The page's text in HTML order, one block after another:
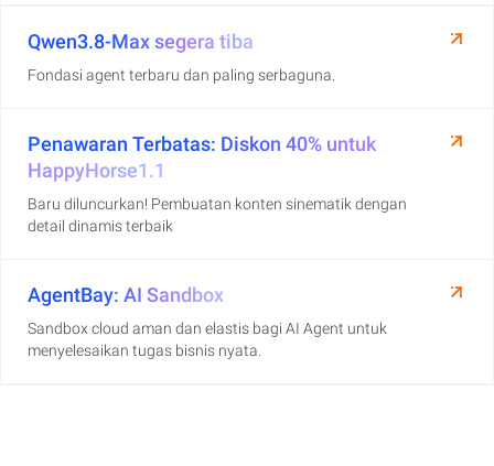
Qwen3.8-Max segera tiba
Fondasi agent terbaru dan paling serbaguna.
Penawaran Terbatas: Diskon 40% untuk
HappyHorse1.1
Baru diluncurkan! Pembuatan konten sinematik dengan
detail dinamis terbaik
AgentBay: AI Sandbox
Sandbox cloud aman dan elastis bagi AI Agent untuk
menyelesaikan tugas bisnis nyata.